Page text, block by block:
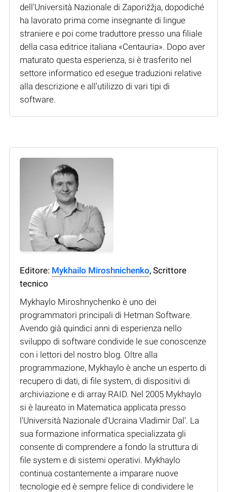
dell'Università Nazionale di Zaporižžja, dopodiché
ha lavorato prima come insegnante di lingue
straniere e poi come traduttore presso una filiale
della casa editrice italiana «Centauria». Dopo aver
maturato questa esperienza, si è trasferito nel
settore informatico ed esegue traduzioni relative
alla descrizione e all'utilizzo di vari tipi di
software.
Editore: Mykhailo Miroshnichenko, Scrittore
tecnico
Mykhaylo Miroshnychenko è uno dei
programmatori principali di Hetman Software.
Avendo già quindici anni di esperienza nello
sviluppo di software condivide le sue conoscenze
con i lettori del nostro blog. Oltre alla
programmazione, Mykhaylo è anche un esperto di
recupero di dati, di file system, di dispositivi di
archiviazione e di array RAID. Nel 2005 Mykhaylo
si è laureato in Matematica applicata presso
l'Università Nazionale d'Ucraina Vladimir Dal'. La
sua formazione informatica specializzata gli
consente di comprendere a fondo la struttura di
file system e di sistemi operativi. Mykhaylo
continua costantemente a imparare nuove
tecnologie ed è sempre felice di condividere le